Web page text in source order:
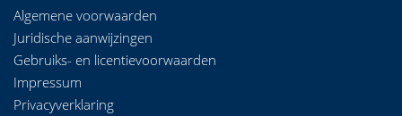
Algemene voorwaarden
Juridische aanwijzingen
Gebruiks- en licentievoorwaarden
Impressum
Privacyverklaring